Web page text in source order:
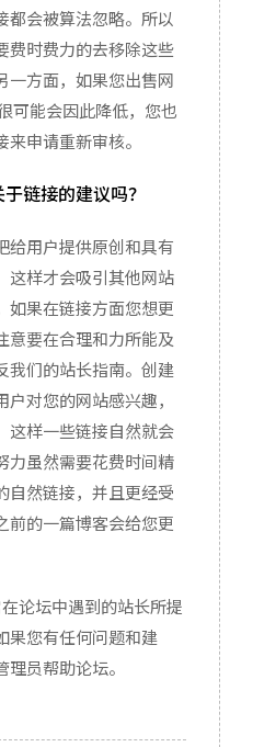
都会被算法忽略。所以
费时费力的去移除这些
一方面，如果您出售网
可能会因此降低，您也
申请重新审核。
链接的建议吗？
给用户提供原创和具有
这样才会吸引其他网站
如果在链接方面您想更
意要在合理和力所能及
我们的站长指南。创建
对您的网站感兴趣，
这样一些链接自然就会
力虽然需要花费时间精
自然链接，并且更经受
前的一篇博客会给您更
论坛中遇到的站长所提
果您有任何问题和建
员帮助论坛。